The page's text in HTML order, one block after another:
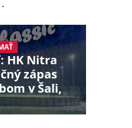
HK Nitra
zápas
v Šali,